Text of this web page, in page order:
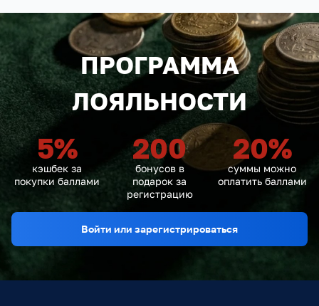
ПРОГРАММА
ЛОЯЛЬНОСТИ
5%
кэшбек за
покупки баллами
200
бонусов в
подарок за
регистрацию
20%
суммы можно
оплатить баллами
Войти или зарегистрироваться